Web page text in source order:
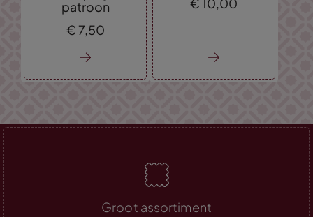
patroon
€ 7, 50
Groot assortiment